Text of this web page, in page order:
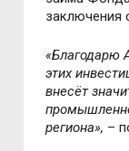
заключения
«Благодарю
этих
внесёт
региона», –